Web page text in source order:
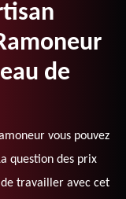
de
vous pouvez
question des prix
travailler avec cet